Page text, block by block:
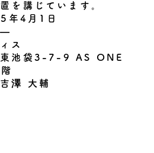
を講じています。
年4月1日
―
ス
東池袋3-7-9 AS ONE
澤 大輔